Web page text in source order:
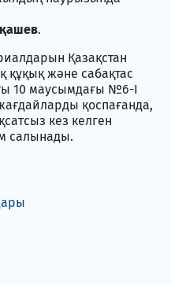
.
Қазақстан
құқық және сабақтас
10 маусымдағы №6-I
қоспағанда,
кез келген
салынады.